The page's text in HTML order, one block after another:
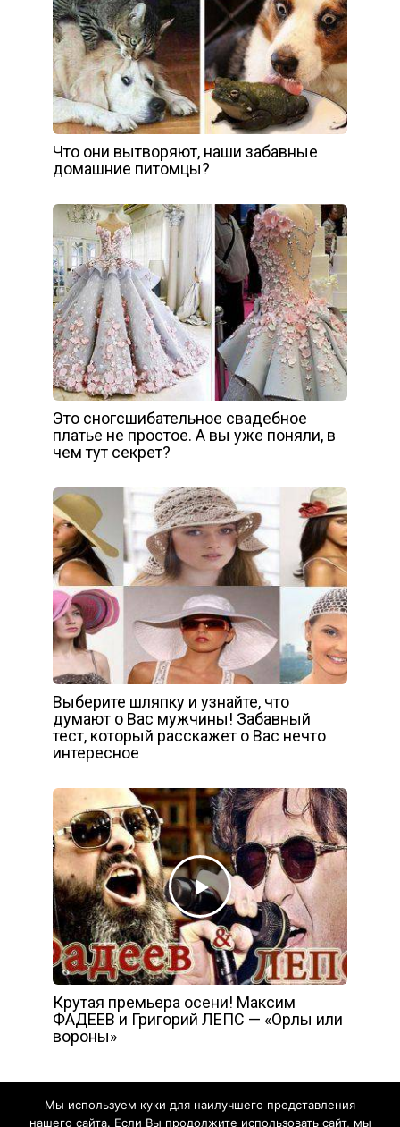
Что они вытворяют, наши забавные
домашние питомцы?
Это сногсшибательное свадебное
платье не простое. А вы уже поняли, в
чем тут секрет?
Выберите шляпку и узнайте, что
думают о Вас мужчины! Забавный
тест, который расскажет о Вас нечто
интересное
Крутая премьера осени! Максим
ФАДЕЕВ и Григорий ЛЕПС — «Орлы или
вороны»
Мы используем куки для наилучшего представления
нашего сайта. Если Вы продолжите использовать сайт, мы